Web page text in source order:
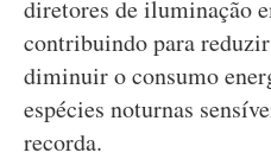
diretores de iluminação
contribuindo para
diminuir o consumo
espécies noturnas
recorda.